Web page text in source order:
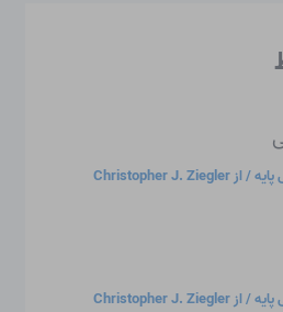
/ از Christopher J. Ziegler
/ از Christopher J. Ziegler